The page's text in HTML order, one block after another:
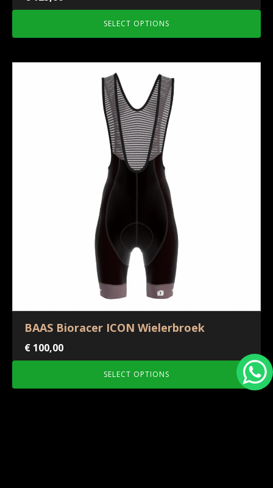
SELECT OPTIONS
BAAS Bioracer ICON Wielerbroek
€ 100,00
SELECT OPTIONS